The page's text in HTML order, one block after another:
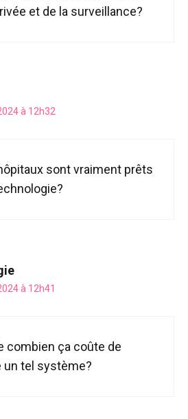
et de la surveillance?
à 12h32
sont vraiment prêts
à 12h41
combien ça coûte de
un tel système?